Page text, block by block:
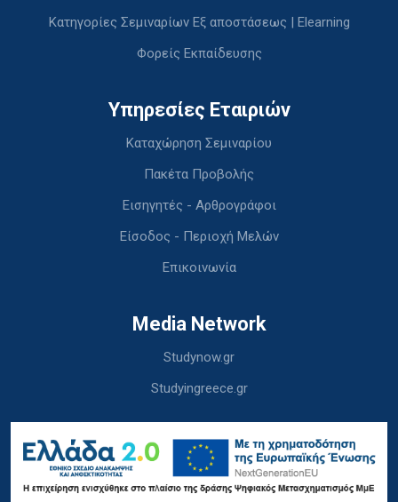
Κατηγορίες Σεμιναρίων Εξ αποστάσεως | Elearning
Φορείς Εκπαίδευσης
Υπηρεσίες Εταιριών
Καταχώρηση Σεμιναρίου
Πακέτα Προβολής
Εισηγητές - Αρθρογράφοι
Είσοδος - Περιοχή Μελών
Επικοινωνία
Media Network
Studynow.gr
Studyingreece.gr